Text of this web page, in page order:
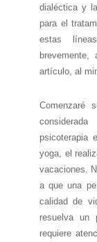
dialéctica y
para el
estas
artículo, al
Comenzaré
psicoterapia
yoga, el
vacaciones.
a que una
calidad de
resuelva un
requiere